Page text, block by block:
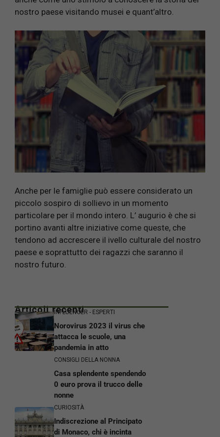
nostro paese visitando musei e quant’altro.
Anche per le famiglie può essere considerato un
piccolo sospiro di sollievo in un momento
particolare per il mondo intero. L’ augurio è che si
portino avanti altre iniziative come queste, che
tendono ad accrescere il ivello culturale del nostro
paese e soprattutto dei ragazzi che saranno il
nostro futuro.
Articoli recentiINFLUENCER - ESPERTI
Norovirus 2023 il virus che
attacca le scuole, una
pandemia in atto
CONSIGLI DELLA NONNA
Casa splendente spendendo
0 euro prova il trucco delle
nonne
CURIOSITÀ
Indiscrezione al Principato
di Monaco, chi è incinta